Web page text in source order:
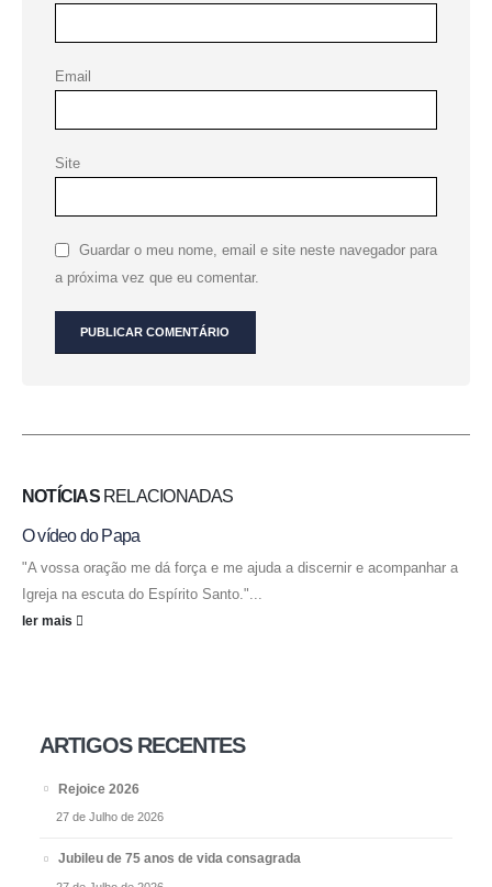
Email
Site
Guardar o meu nome, email e site neste navegador para
a próxima vez que eu comentar.
NOTÍCIASRELACIONADAS
O vídeo do Papa
"A vossa oração me dá força e me ajuda a discernir e acompanhar a
Igreja na escuta do Espírito Santo."...
ler mais
ARTIGOS RECENTES
Rejoice 2026
27 de Julho de 2026
Jubileu de 75 anos de vida consagrada